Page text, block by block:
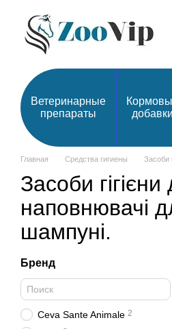
Ветеринарные
препараты
добавки
Главная Средства гигиены Засоби
Засоби
наповнювачі
шампуні.
Бренд
Ceva Sante Animale 2